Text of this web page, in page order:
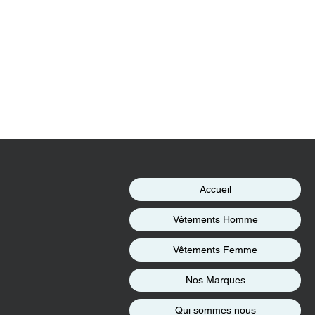
Accueil
Vêtements Homme
Vêtements Femme
Nos Marques
Qui sommes nous